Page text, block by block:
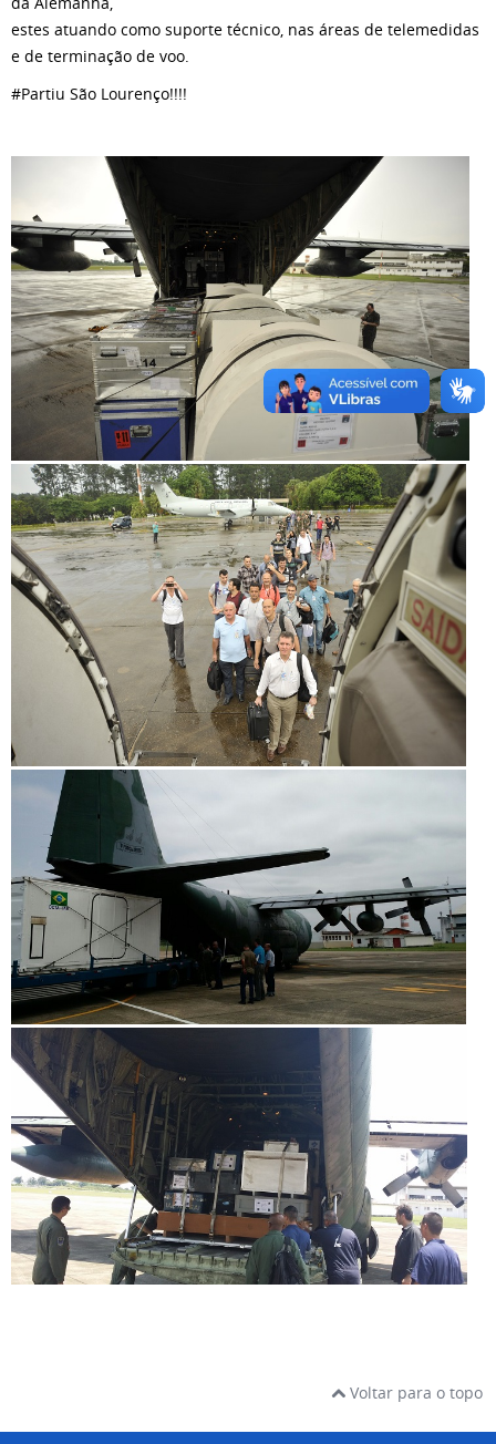
estes atuando como suporte técnico, nas áreas de telemedidas
e de terminação de voo.
#Partiu São Lourenço!!!!
Voltar para o topo